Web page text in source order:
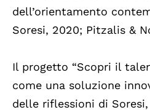
dell’orientamento
Soresi, 2020; Pitzalis &
Il progetto “Scopri il
come una soluzione
delle riflessioni di Soresi,